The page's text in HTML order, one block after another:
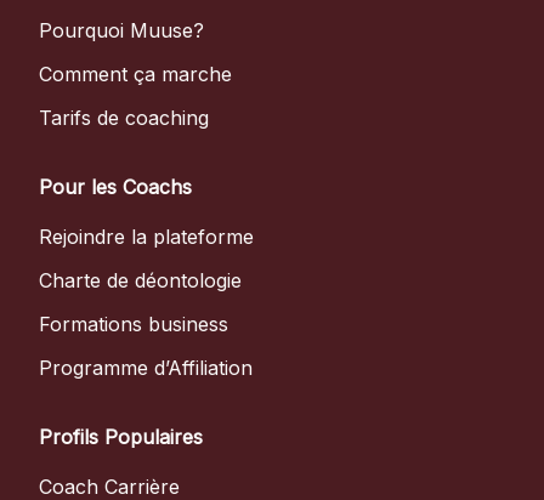
Pourquoi Muuse?
Comment ça marche
Tarifs de coaching
Pour les Coachs
Rejoindre la plateforme
Charte de déontologie
Formations business
Programme d’Affiliation
Profils Populaires
Coach Carrière